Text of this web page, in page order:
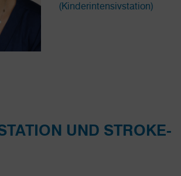
(Kinderintensivstation)
UND STROKE-